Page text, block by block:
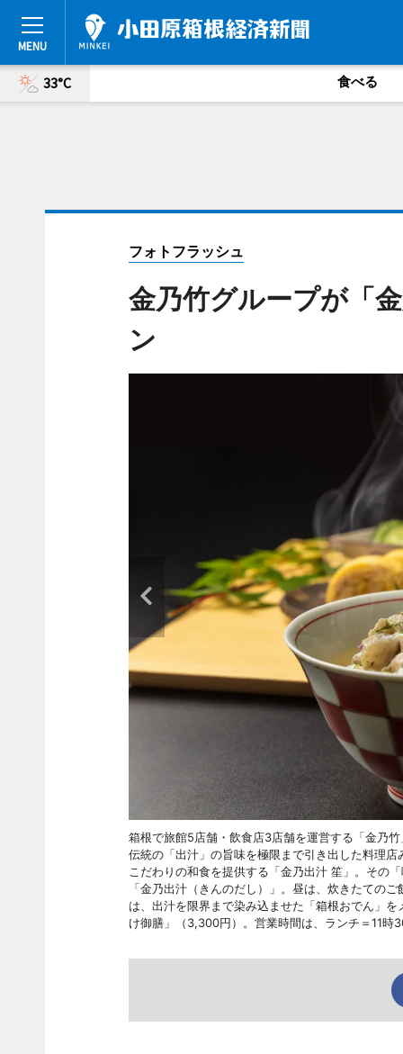
33°C 食べる
フォトフラッシュ
金乃竹グループが「
ン
箱根で旅館5店舗・飲食店3店舗を運営する「金乃
伝統の「出汁」の旨味を極限まで引き出した料理
こだわりの和食を提供する「金乃出汁 笙」。その
「金乃出汁（きんのだし）」。昼は、炊きたての
は、出汁を限界まで染み込ませた「箱根おでん」
け御膳」（3,300円）。営業時間は、ランチ＝11時